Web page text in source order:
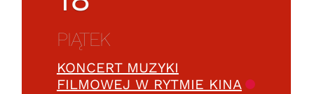
PIĄTEK
KONCERT MUZYKI
FILMOWEJ W RYTMIE KINA